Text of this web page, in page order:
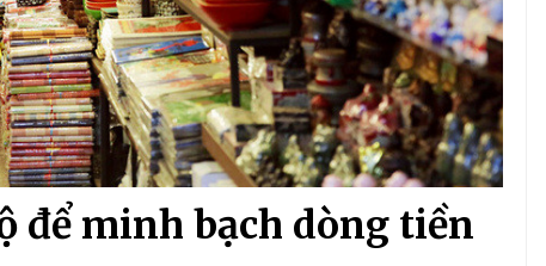
để minh bạch dòng tiền